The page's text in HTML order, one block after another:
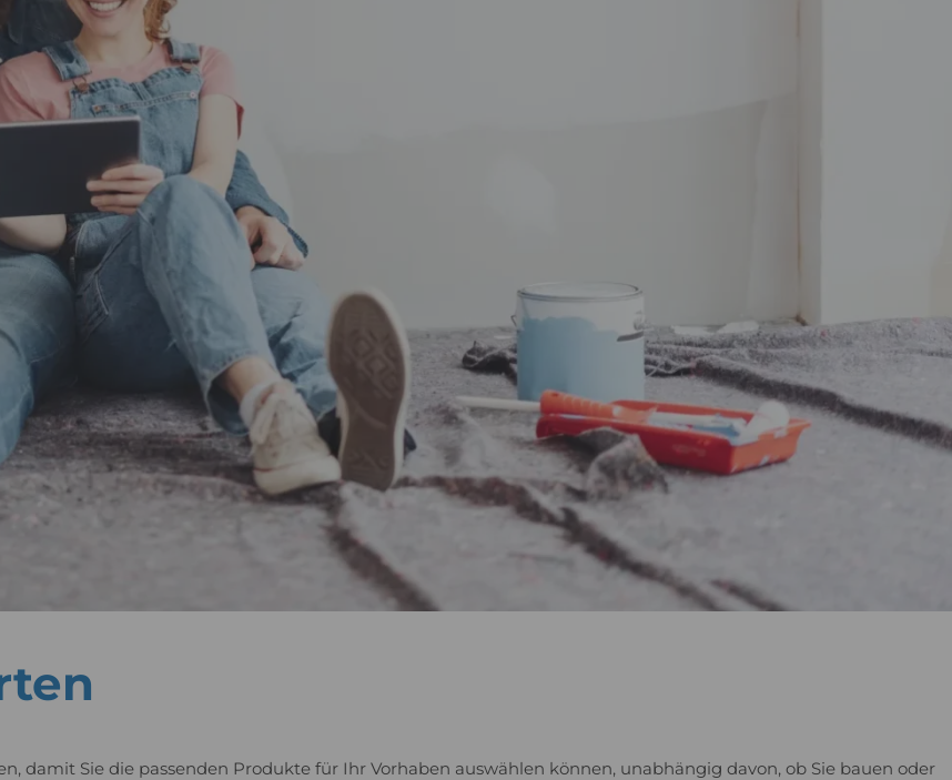
damit Sie die passenden Produkte für Ihr Vorhaben auswählen können, unabhängig davon, ob Sie bauen oder